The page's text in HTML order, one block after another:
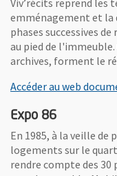
Viv’récits reprend les
emménagement et la
phases successives
au pied de
archives, forment le
Accéder au web
Expo 86
En 1985, à la veille
logements sur le
rendre compte des 30